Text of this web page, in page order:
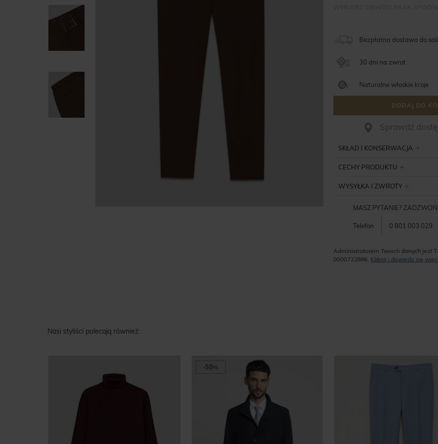
Bezpłatna dostawa do
30 dni na zwrot
Naturalne włoskie kroje
DODAJ DO
Sprawdż
SKŁAD I KONSERWACJA
CECHY PRODUKTU
WYSYŁKA I ZWROTY
MASZ PYTANIE? ZADZWOŃ!
Telefon 0 801 003 029
Administratorem Twoich danych jest
0000722886. Kliknij i dowiedz się
Nasi styliści polecają również:
-50%